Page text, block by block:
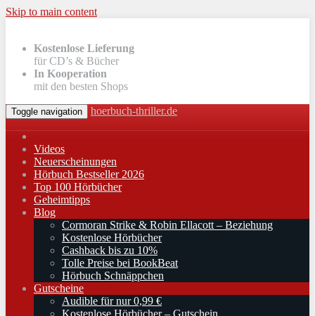
Skip to main content
Kostenlose Lieferung
für CD’s & Bücher
In Kooperation
mit den besten Shops
Toggle navigation hoerbuch-thriller.de
Videos
Neuerscheinungen
Hörbuch Bestseller 2026
Top 100 Hörbücher
Geheimtipps
Blog
Cormoran Strike & Robin Ellacott – Beziehung
Kostenlose Hörbücher
Cashback bis zu 10%
Tolle Preise bei BookBeat
Hörbuch Schnäppchen
Gutscheine
Audible für nur 0,99 €
Kostenlose Hörbücher – Gutschein